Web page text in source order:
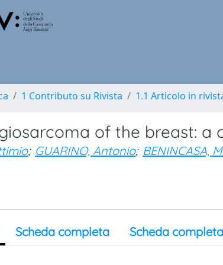
1 Contributo su Rivista 1.1 Articolo in
of the breast: a
; GUARINO, Antonio; BENINCASA,
Scheda completa Scheda